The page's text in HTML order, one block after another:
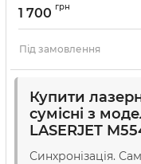
Артикул:
1 700 грн
Під замовлення
Купити
сумісні з
LASERJET
Синхронізація.